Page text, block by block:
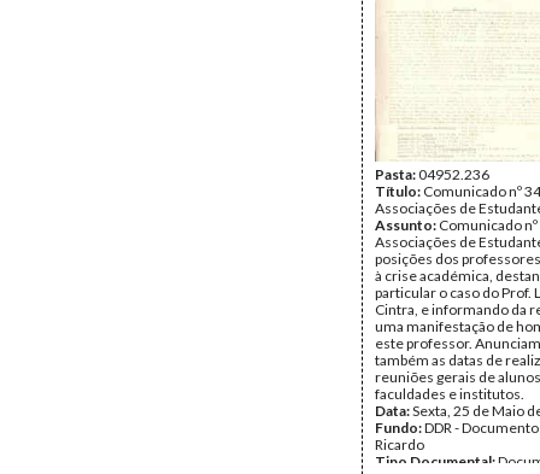
Pasta:04952.236
Título: Comunicado nº
Associações de
Assunto: Comunicado
Associações de
posições dos
à crise académica,
particular o caso do Prof.
Cintra, e informando da
uma manifestação de
este professor.
também as datas de
reuniões gerais de
faculdades e institutos.
Data:Sexta, 25 de Maio
Fundo:DDR -
Ricardo
Tipo Documental: